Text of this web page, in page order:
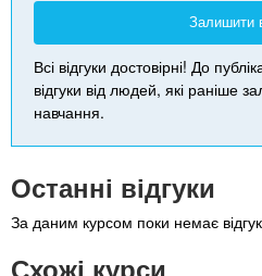
Залишити
Всі відгуки достовірні! До
відгуки від людей, які раніше
навчання.
Останні відгуки
За даним курсом поки немає
Схожі курси